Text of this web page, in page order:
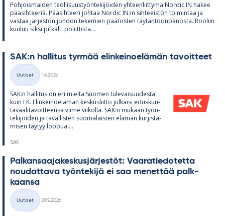
Poh­jois­mai­den teol­li­suus­työn­te­ki­jöi­den yh­teen­liit­tymä Nor­dic IN ha­kee
pää­sih­tee­riä. Pää­sih­teeri joh­taa Nor­dic IN:in sih­tee­is­tön toi­min­taa ja
vas­taa jär­jes­tön joh­don te­ke­mien pää­tös­ten täy­tän­töön­pa­nosta. Roo­liin
kuu­luu siksi pit­kälti po­liit­tista...
SAK:n hal­li­tus tyr­mää elin­kei­noe­lä­män ta­voit­teet
Kategoriat
Uutiset
1.6.2026
SAK:n hal­li­tus on eri mieltä Suo­men tu­le­vai­suu­desta
kuin EK. Elin­kei­noe­lä­män kes­kus­liitto jul­kaisi edus­kun­
ta­vaa­li­ta­voit­teensa viime vii­kolla. SAK:n mu­kaan työn­
te­ki­jöi­den ja ta­val­lis­ten suo­ma­lais­ten elä­män kur­jis­ta­
mi­sen täy­tyy lop­pua....
SAK
Pal­kan­saa­ja­kes­kus­jär­jes­töt: Vaa­ra­tie­do­tetta
nou­dat­tava työn­te­kijä ei saa me­net­tää palk­
kaansa
Kategoriat
Uutiset
29.5.2026